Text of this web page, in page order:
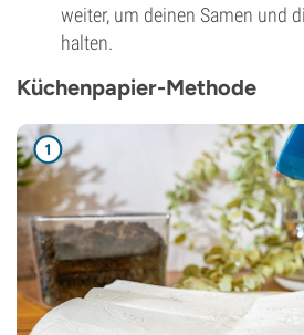
weiter, um deinen Samen und
halten.
Küchenpapier-Methode